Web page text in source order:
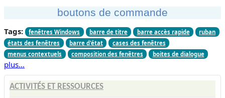
boutons de commande
Tags: fenêtres Windows barre de titre barre accès rapide
ruban
états des fenêtres
barre d'état
cases des fenêtres
menus contextuels
composition des fenêtres boites de dialogue
plus…
ACTIVITÉS ET RESSOURCES